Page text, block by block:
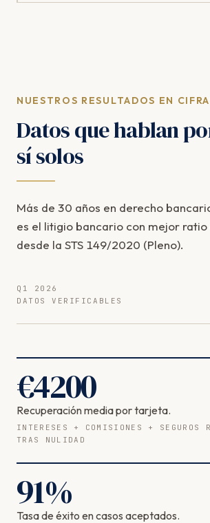
NUESTROS RESULTADOS EN
Datos que hablan
sí solos
Más de 30 años en derecho
es el litigio bancario con mejor
desde la STS 149/2020 (Pleno).
Q1 2026
DATOS VERIFICABLES
€4200
Recuperación media por tarjeta.
INTERESES + COMISIONES + SEGUROS
TRAS NULIDAD
91%
Tasa de éxito en casos aceptados.